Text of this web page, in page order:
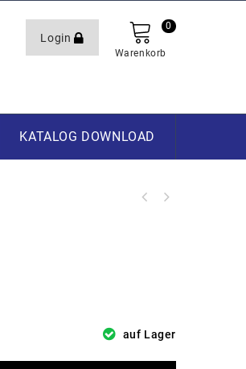
Login
Warenkorb
0
KATALOG DOWNLOAD
auf Lager